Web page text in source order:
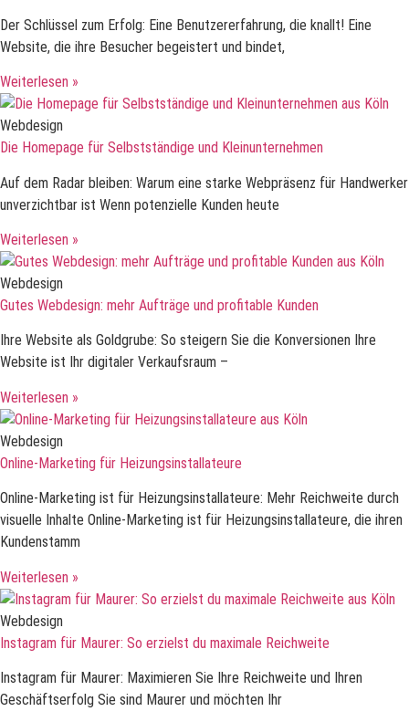
Der Schlüssel zum Erfolg: Eine Benutzererfahrung, die knallt! Eine
Website, die ihre Besucher begeistert und bindet,
Weiterlesen »
Webdesign
Die Homepage für Selbstständige und Kleinunternehmen
Auf dem Radar bleiben: Warum eine starke Webpräsenz für Handwerker
unverzichtbar ist Wenn potenzielle Kunden heute
Weiterlesen »
Webdesign
Gutes Webdesign: mehr Aufträge und profitable Kunden
Ihre Website als Goldgrube: So steigern Sie die Konversionen Ihre
Website ist Ihr digitaler Verkaufsraum –
Weiterlesen »
Webdesign
Online-Marketing für Heizungsinstallateure
Online-Marketing ist für Heizungsinstallateure: Mehr Reichweite durch
visuelle Inhalte Online-Marketing ist für Heizungsinstallateure, die ihren
Kundenstamm
Weiterlesen »
Webdesign
Instagram für Maurer: So erzielst du maximale Reichweite
Instagram für Maurer: Maximieren Sie Ihre Reichweite und Ihren
Geschäftserfolg Sie sind Maurer und möchten Ihr